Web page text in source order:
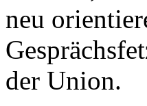
neu
der Union.